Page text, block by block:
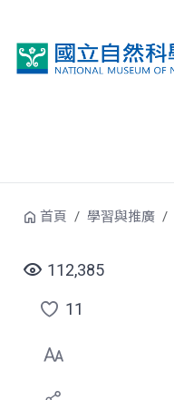
首頁 學習與推廣
112,385
點
選
喜
11